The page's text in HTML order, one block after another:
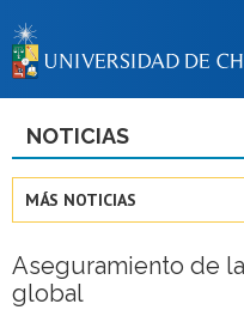
NOTICIAS
MÁS NOTICIAS
Aseguramiento de
global